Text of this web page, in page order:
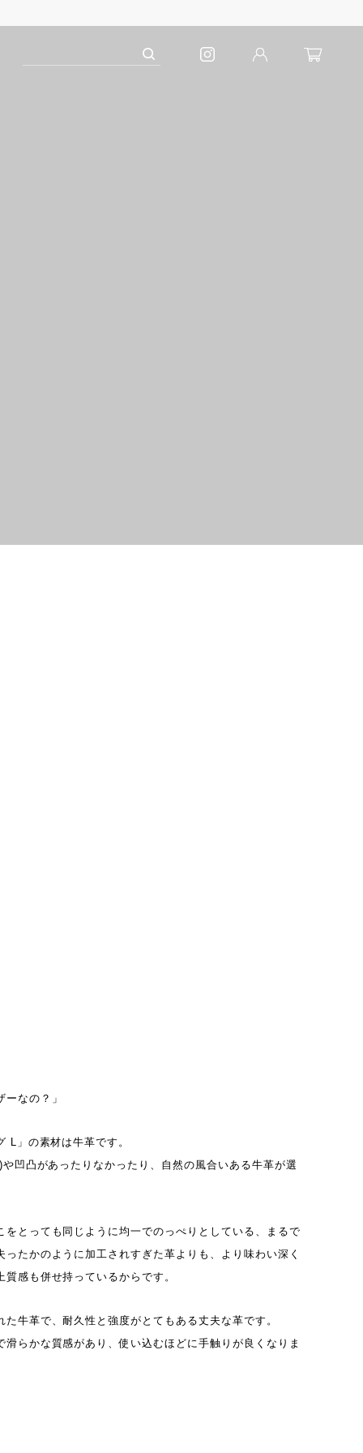
ーなの？」
L」の素材は牛革です。
凹凸があったりなかったり、自然の風合いある牛革が選
をとっても同じように均一でのっぺりとしている、まるで
ったかのように加工されすぎた革よりも、より味わい深く
質感も併せ持っているからです。
た牛革で、耐久性と強度がとてもある丈夫な革です。
滑らかな質感があり、使い込むほどに手触りが良くなりま